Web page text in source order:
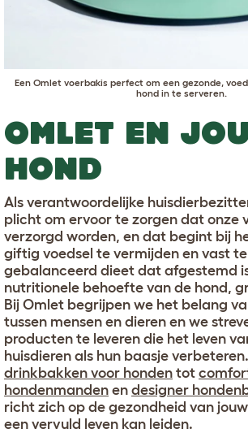
Een Omlet voerbakis perfect om een gezonde,
hond in te serveren.
OMLET EN
HOND
Als verantwoordelijke
plicht om ervoor te zorgen dat onze
verzorgd worden, en dat begint bij
giftig voedsel te vermijden en vast
gebalanceerd dieet dat afgestemd
nutritionele behoefte van de hond,
Bij Omlet begrijpen we het belang
tussen mensen en dieren en we
producten te leveren die het leven
huisdieren als hun baasje
drinkbakken voor honden tot
hondenmanden en designer
richt zich op de gezondheid van
een vervuld leven kan leiden.